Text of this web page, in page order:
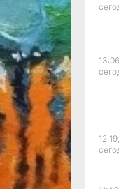
12:19,